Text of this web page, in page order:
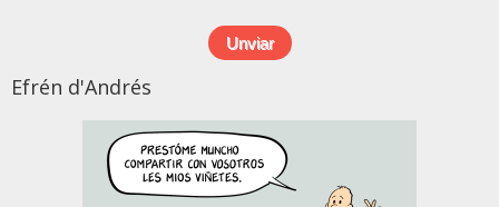
Efrén d'Andrés